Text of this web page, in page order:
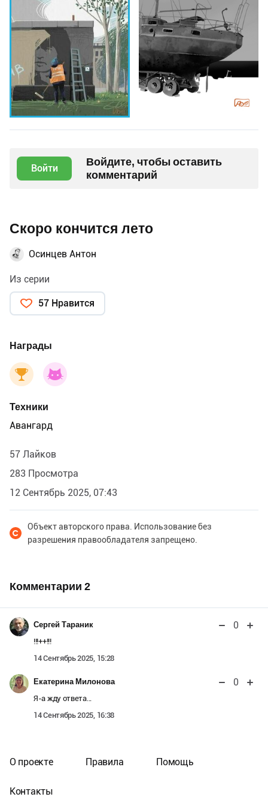
Войти
Войдите, чтобы оставить
комментарий
Скоро кончится лето
Осинцев Антон
Из серии
57 Нравится
Награды
Техники
Авангард
57 Лайков
283 Просмотра
12 Сентябрь 2025, 07:43
Объект авторского права. Использование без
разрешения правообладателя запрещено.
Комментарии 2
Сергей Тараник 0
!!!++!!!
14 Сентябрь 2025, 15:28
Екатерина Милонова 0
Я-а жду ответа...
14 Сентябрь 2025, 16:38
О проекте Правила Помощь
Контакты